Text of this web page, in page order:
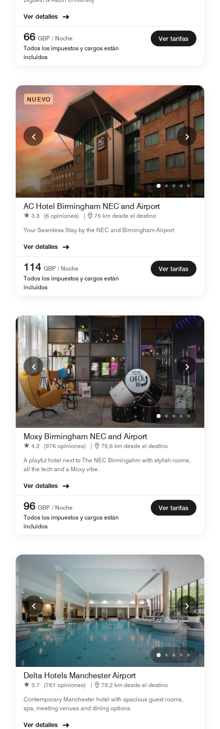
Ver detalles
66 GBP / Noche
Todos los impuestos y cargos están
incluidos
Ver tarifas
NUEVO
AC Hotel Birmingham NEC and Airport
3.3 (6 opiniones) |
75 km desde el destino
Your Seamless Stay by the NEC and Birmingham Airport
Ver detalles
114 GBP / Noche
Todos los impuestos y cargos están
incluidos
Ver tarifas
Moxy Birmingham NEC and Airport
4.2 (976 opiniones) |
75,6 km desde el destino
A playful hotel next to The NEC Birmingahm with stylish rooms,
all the tech and a Moxy vibe.
Ver detalles
96 GBP / Noche
Todos los impuestos y cargos están
incluidos
Ver tarifas
Delta Hotels Manchester Airport
3.7 (761 opiniones) |
79,2 km desde el destino
Contemporary Manchester hotel with spacious guest rooms,
spa, meeting venues and dining options.
Ver detalles